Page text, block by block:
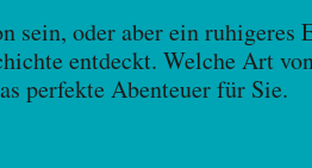
sein, oder aber ein ruhigeres
entdeckt. Welche Art
perfekte Abenteuer für Sie.